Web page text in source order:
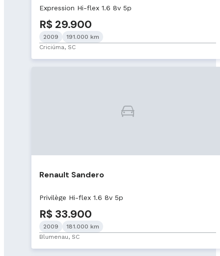
Expression Hi-flex 1.6 8v 5p
R$ 29.900
2009
191.000 km
Criciúma, SC
Renault Sandero
Privilège Hi-flex 1.6 8v 5p
R$ 33.900
2009
181.000 km
Blumenau, SC